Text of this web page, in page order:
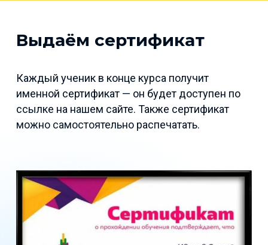
Выдаём сертификат
Каждый ученик в конце курса получит
именной сертификат — он будет доступен по
ссылке на нашем сайте. Также сертификат
можно самостоятельно распечатать.